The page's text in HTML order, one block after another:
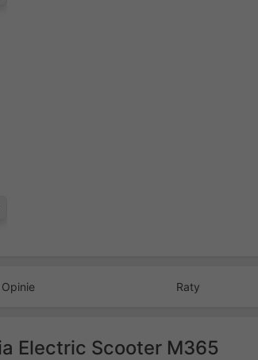
Opinie Raty
Electric Scooter M365